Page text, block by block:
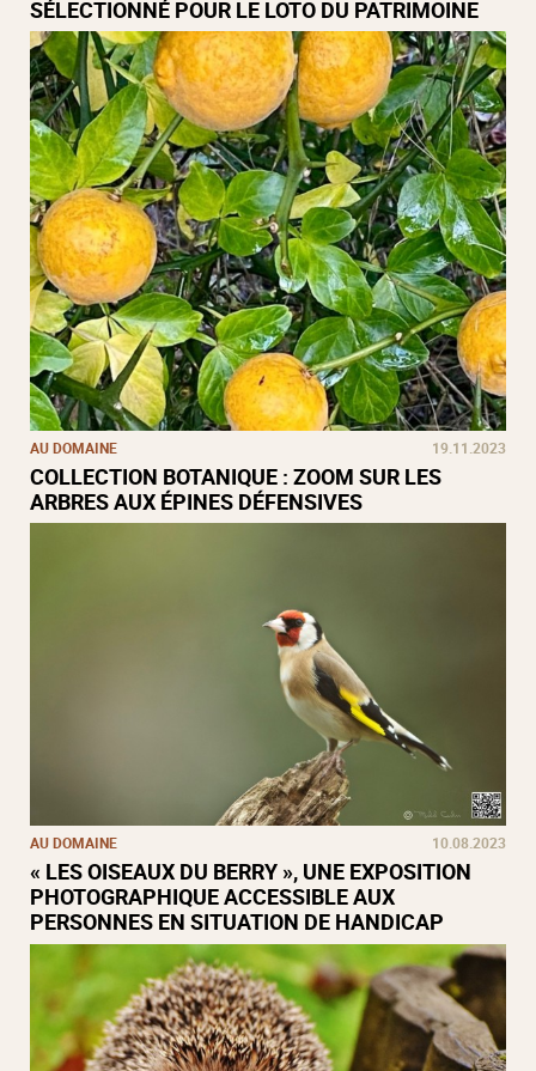
SÉLECTIONNÉ POUR LE LOTO DU PATRIMOINE
AU DOMAINE 19.11.2023
COLLECTION BOTANIQUE : ZOOM SUR LES
ARBRES AUX ÉPINES DÉFENSIVES
AU DOMAINE 10.08.2023
« LES OISEAUX DU BERRY », UNE EXPOSITION
PHOTOGRAPHIQUE ACCESSIBLE AUX
PERSONNES EN SITUATION DE HANDICAP